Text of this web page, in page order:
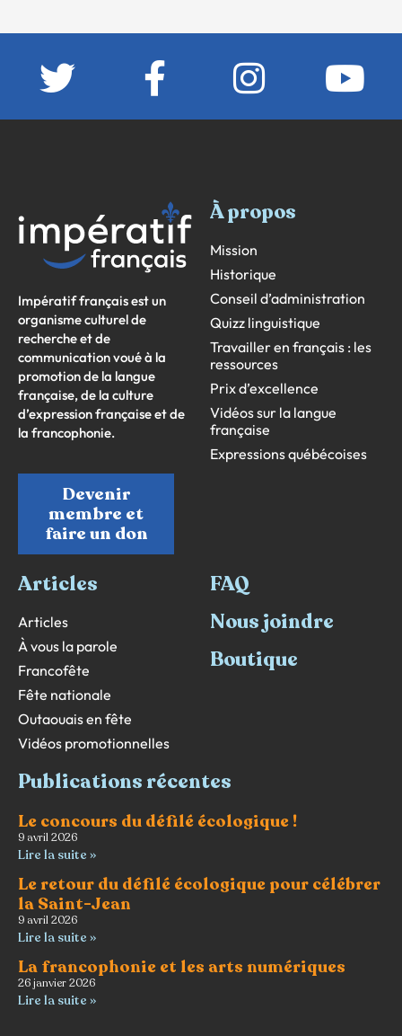
Impératif français est un
organisme culturel de
recherche et de
communication voué à la
promotion de la langue
française, de la culture
d’expression française et de
la francophonie.
Devenir
membre et
faire un don
À propos
Mission
Historique
Conseil d’administration
Quizz linguistique
Travailler en français : les
ressources
Prix d’excellence
Vidéos sur la langue
française
Expressions québécoises
Articles
Articles
À vous la parole
Francofête
Fête nationale
Outaouais en fête
Vidéos promotionnelles
FAQ
Nous joindre
Boutique
Publications récentes
Le concours du défilé écologique !
9 avril 2026
Lire la suite »
Le retour du défilé écologique pour célébrer
la Saint-Jean
9 avril 2026
Lire la suite »
La francophonie et les arts numériques
26 janvier 2026
Lire la suite »